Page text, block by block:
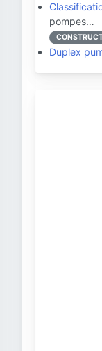
pompes…
Duplex